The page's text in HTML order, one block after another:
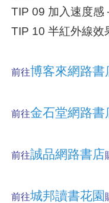
TIP 09 加入速度感
TIP 10 半紅外線效
前往博客來網路書
前往金石堂網路書
前往誠品網路書店
前往城邦讀書花園